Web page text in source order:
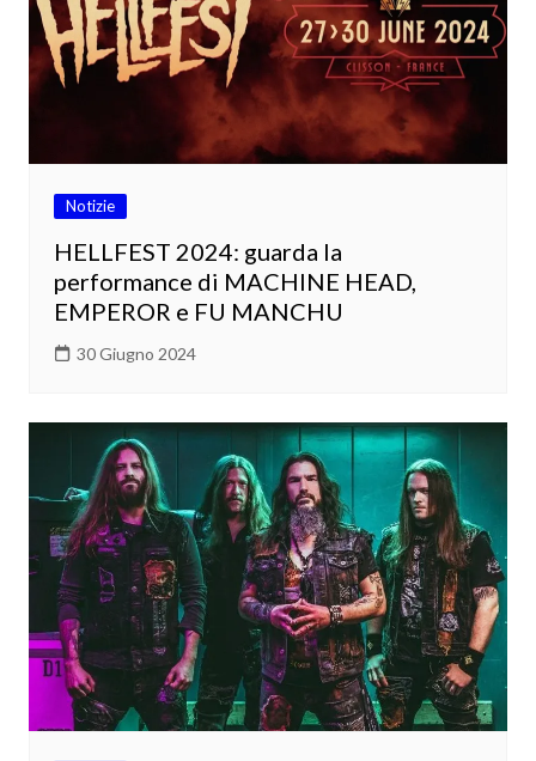
Notizie
HELLFEST 2024: guarda la
performance di MACHINE HEAD,
EMPEROR e FU MANCHU
30 Giugno 2024